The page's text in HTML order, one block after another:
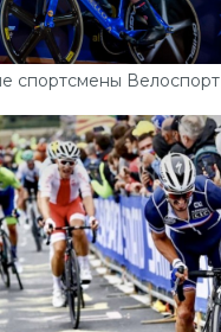
спортсмены Велоспорт